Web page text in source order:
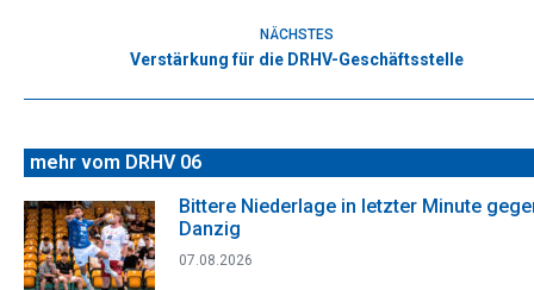
NÄCHSTES
Nächster
Verstärkung für die DRHV-Geschäftsstelle
mehr vom DRHV 06
Bittere Niederlage in letzter Minute
Danzig
07.08.2026